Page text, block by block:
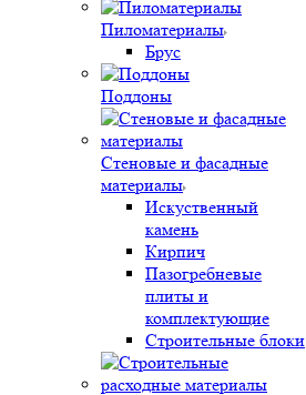
Пиломатериалы
Брус
Поддоны
Стеновые и фасадные
материалы
Искуственный
камень
Кирпич
Пазогребневые
плиты и
комплектующие
Строительные блоки